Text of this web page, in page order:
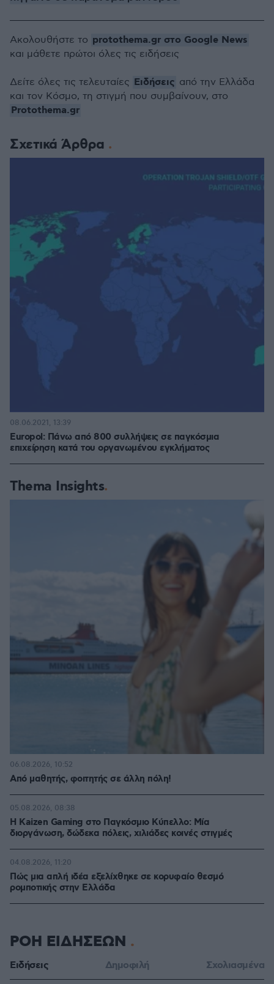
Σχετικά Άρθρα
Europol: Πάνω από 800 συλλήψεις σε παγκόσμια
επιχείρηση κατά του οργανωμένου εγκλήματος
08.06.2021, 13:39
Thema Insights
Από μαθητής, φοιτητής σε άλλη πόλη!
06.08.2026, 10:52
H Kaizen Gaming στο Παγκόσμιο Kύπελλο: Μία
διοργάνωση, δώδεκα πόλεις, χιλιάδες κοινές στιγμές
05.08.2026, 08:38
Πώς μια απλή ιδέα εξελίχθηκε σε κορυφαίο θεσμό
ρομποτικής στην Ελλάδα
04.08.2026, 11:20
Ακολουθήστε το protothema.gr στο Google News
και μάθετε πρώτοι όλες τις ειδήσεις
Δείτε όλες τις τελευταίες Ειδήσεις από την Ελλάδα
και τον Κόσμο, τη στιγμή που συμβαίνουν, στο
Protothema.gr
ΡΟΗ ΕΙΔΗΣΕΩΝ
Ειδήσεις Δημοφιλή Σχολιασμένα